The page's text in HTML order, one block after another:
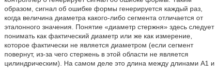
образом, сигнал об ошибке формы генерируется каждый раз,
когда величина диаметра какого-либо сегмента отличается от
эталонного значения. Понятие «диаметр стержня» здесь следует
понимать как фактический диаметр или же как измерение,
которое фактически не является диаметром (если сегмент
повернут, из-за чего стержень в этой области не является
цилиндрическим). На самом деле это длина между длинами А1 и